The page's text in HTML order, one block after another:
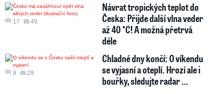
17 49
Návrat tropických teplot do
Česka: Přijde další vlna veder
až 40 °C! A možná přetrvá
déle
9 29
Chladné dny končí: O víkendu
se vyjasní a oteplí. Hrozí ale i
bouřky, sledujte radar …